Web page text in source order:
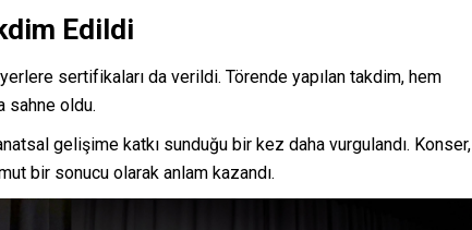
Edildi
sertifikaları da verildi. Törende yapılan takdim, hem
sahne oldu.
gelişime katkı sunduğu bir kez daha vurgulandı. Konser,
bir sonucu olarak anlam kazandı.